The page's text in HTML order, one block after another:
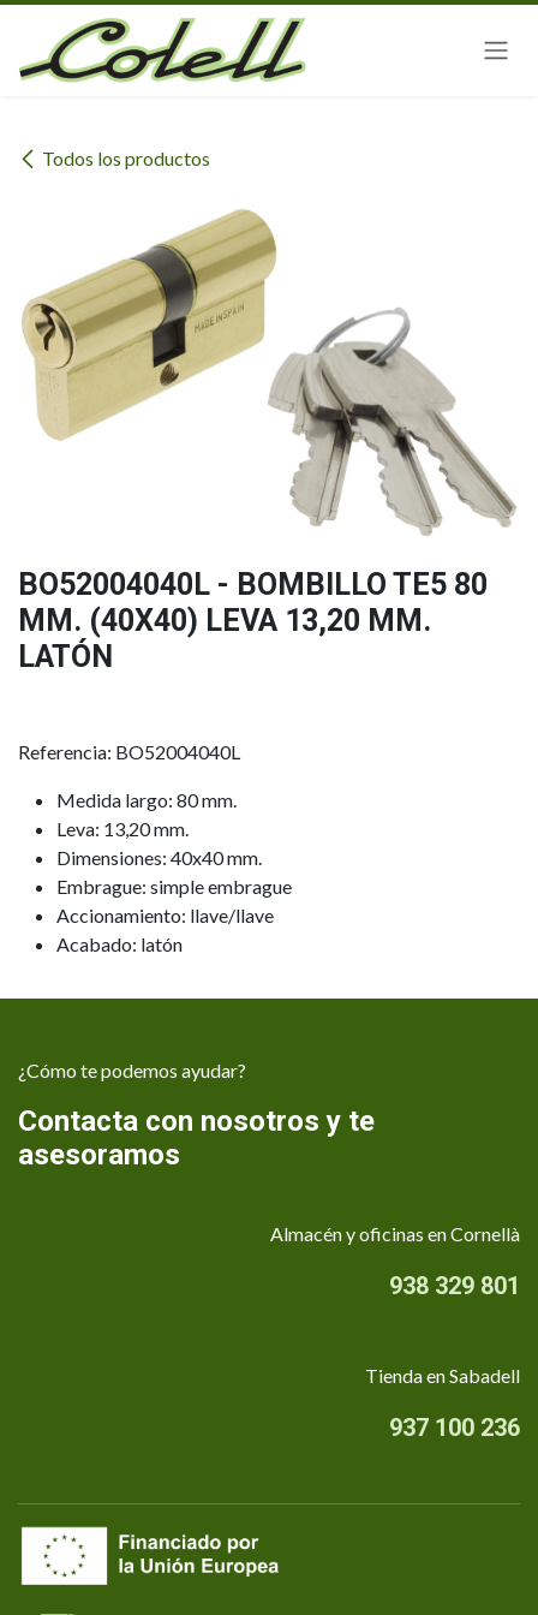
Ir al contenido
Todos los productos
BO52004040L - BOMBILLO TE5 80
MM. (40X40) LEVA 13,20 MM.
LATÓN
Referencia: BO52004040L
Medida largo: 80 mm.
Leva: 13,20 mm.
Dimensiones: 40x40 mm.
Embrague: simple embrague
Accionamiento: llave/llave
Acabado: latón
¿Cómo te podemos ayudar?
Contacta con nosotros y te
asesoramos
Almacén y oficinas en Cornellà
938 329 801
Tienda en Sabadell
937 100 236